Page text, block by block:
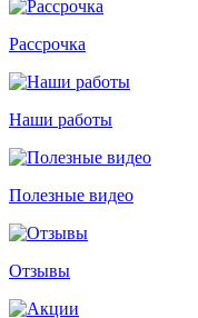
Рассрочка
Наши работы
Полезные видео
Отзывы